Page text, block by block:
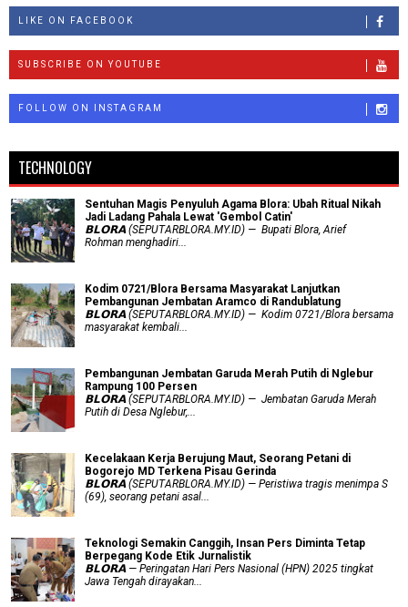
LIKE ON FACEBOOK
SUBSCRIBE ON YOUTUBE
FOLLOW ON INSTAGRAM
TECHNOLOGY
Sentuhan Magis Penyuluh Agama Blora: Ubah Ritual Nikah
Jadi Ladang Pahala Lewat 'Gembol Catin'
𝗕𝗟𝗢𝗥𝗔 (SEPUTARBLORA.MY.ID) — Bupati Blora, Arief
Rohman menghadiri...
Kodim 0721/Blora Bersama Masyarakat Lanjutkan
Pembangunan Jembatan Aramco di Randublatung
𝗕𝗟𝗢𝗥𝗔 (SEPUTARBLORA.MY.ID) — Kodim 0721/Blora bersama
masyarakat kembali...
Pembangunan Jembatan Garuda Merah Putih di Nglebur
Rampung 100 Persen
𝗕𝗟𝗢𝗥𝗔 (SEPUTARBLORA.MY.ID) — Jembatan Garuda Merah
Putih di Desa Nglebur,...
Kecelakaan Kerja Berujung Maut, Seorang Petani di
Bogorejo MD Terkena Pisau Gerinda
𝗕𝗟𝗢𝗥𝗔 (SEPUTARBLORA.MY.ID) — Peristiwa tragis menimpa S
(69), seorang petani asal...
Teknologi Semakin Canggih, Insan Pers Diminta Tetap
Berpegang Kode Etik Jurnalistik
𝗕𝗟𝗢𝗥𝗔 — Peringatan Hari Pers Nasional (HPN) 2025 tingkat
Jawa Tengah dirayakan...